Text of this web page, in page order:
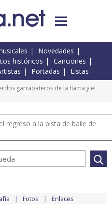
Novedades
históricos
Canciones
Portadas Listas
garrapateros de la flama y el
regreso a la pista de baile de
Fotos Enlaces